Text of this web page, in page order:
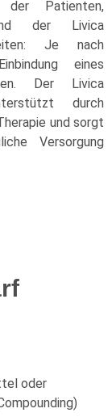
der Patienten,
der Livica
Je nach
eines
Der Livica
durch
und sorgt
Versorgung
oder